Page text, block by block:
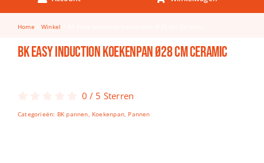
Keuken & Tafelen
Kinderfietsen
Knutselen
Spellen
Home Winkel
BK Easy Induction koekenpan Ø28 cm Ceramic
0 / 5 Sterren
Categorieën: BK pannen, Koekenpan, Pannen